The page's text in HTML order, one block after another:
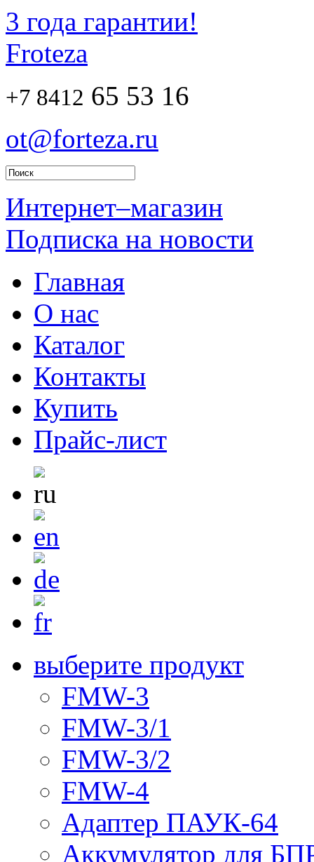
3 года гарантии!
Froteza
+7 8412 65 53 16
ot@forteza.ru
Интернет–магазин
Подписка на новости
Главная
О нас
Каталог
Контакты
Купить
Прайс-лист
выберите продукт
FMW-3
FMW-3/1
FMW-3/2
FMW-4
Адаптер ПАУК-64
Аккумулятор для